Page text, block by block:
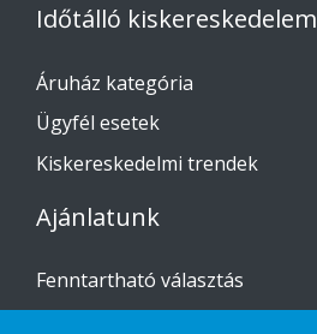
Időtálló kiskereskedelem
Áruház kategória
Ügyfél esetek
Kiskereskedelmi trendek
Ajánlatunk
Fenntartható választás